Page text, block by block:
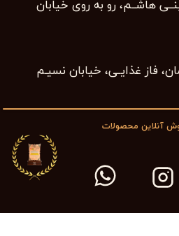
بنــی هاشــم، رو به روی خیابان
آنلاین محصولات
شهـرک صنعتـی 2 کرمان، فاز غذایـی، خیابان نسیـم